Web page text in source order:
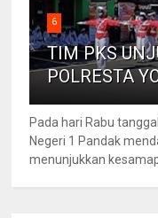
6
TIM PKS
POLRESTA
Pada hari Rabu
Negeri 1 Pandak
menunjukkan